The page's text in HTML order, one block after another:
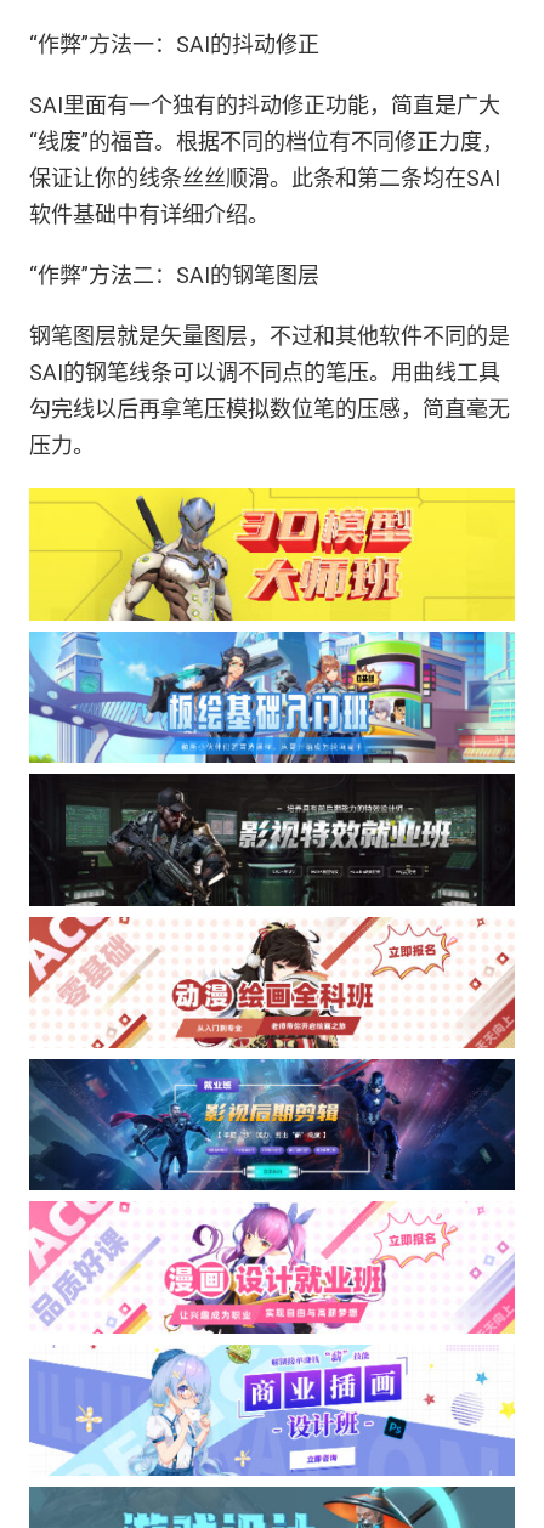
“作弊”方法一：SAI的抖动修正
SAI里面有一个独有的抖动修正功能，简直是广大
“线废”的福音。根据不同的档位有不同修正力度，
保证让你的线条丝丝顺滑。此条和第二条均在SAI
软件基础中有详细介绍。
“作弊”方法二：SAI的钢笔图层
钢笔图层就是矢量图层，不过和其他软件不同的是
SAI的钢笔线条可以调不同点的笔压。用曲线工具
勾完线以后再拿笔压模拟数位笔的压感，简直毫无
压力。